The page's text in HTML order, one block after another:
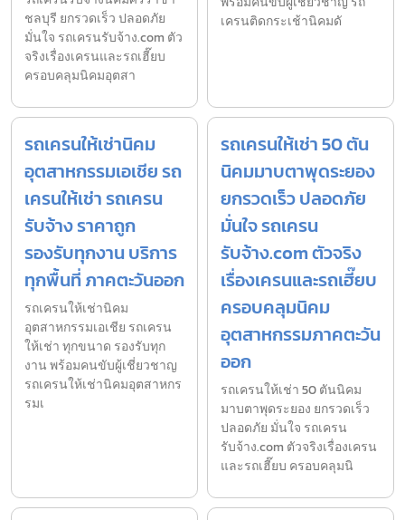
ชลบุรี ยกรวดเร็ว ปลอดภัย
มั่นใจ รถเครนรับจ้าง.com ตัว
จริงเรื่องเครนและรถเฮี๊ยบ
ครอบคลุมนิคมอุตสา
เครนติดกระเช้านิคมดั
รถเครนให้เช่านิคม
อุตสาหกรรมเอเชีย รถ
เครนให้เช่า รถเครน
รับจ้าง ราคาถูก
รองรับทุกงาน บริการ
ทุกพื้นที่ ภาคตะวันออก
รถเครนให้เช่านิคม
อุตสาหกรรมเอเชีย รถเครน
ให้เช่า ทุกขนาด รองรับทุก
งาน พร้อมคนขับผู้เชี่ยวชาญ
รถเครนให้เช่านิคมอุตสาหกร
รมเ
รถเครนให้เช่า 50 ตัน
นิคมมาบตาพุดระยอง
ยกรวดเร็ว ปลอดภัย
มั่นใจ รถเครน
รับจ้าง.com ตัวจริง
เรื่องเครนและรถเฮี๊ยบ
ครอบคลุมนิคม
อุตสาหกรรมภาคตะวัน
ออก
รถเครนให้เช่า 50 ตันนิคม
มาบตาพุดระยอง ยกรวดเร็ว
ปลอดภัย มั่นใจ รถเครน
รับจ้าง.com ตัวจริงเรื่องเครน
และรถเฮี๊ยบ ครอบคลุมนิ